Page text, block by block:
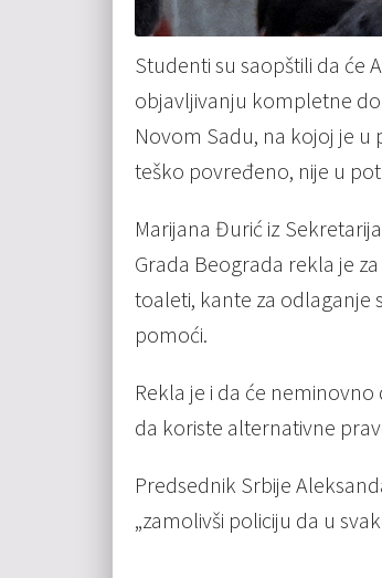
Studenti su saopštili da će
objavljivanju kompletne
Novom Sadu, na kojoj je
teško povređeno, nije u
Marijana Đurić iz
Grada Beograda rekla je
toaleti, kante za odlaganje
pomoći.
Rekla je i da će
da koriste alternativne
Predsednik Srbije
„zamolivši policiju da u